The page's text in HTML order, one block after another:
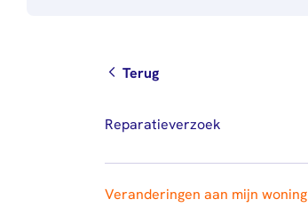
Terug
Reparatieverzoek
Veranderingen aan mijn woning